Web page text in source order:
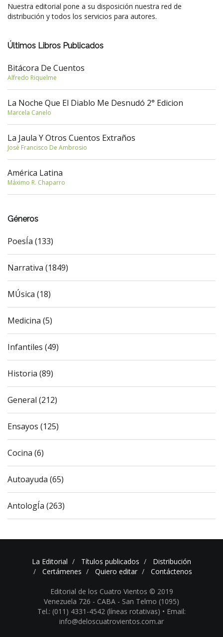
Nuestra editorial pone a su disposición nuestra red de
distribución y todos los servicios para autores.
Últimos Libros Publicados
Bitácora De Cuentos
Alfredo Riquelme
La Noche Que El Diablo Me Desnudó 2° Edicion
Marcela Canelo
La Jaula Y Otros Cuentos Extraños
José Francisco De Ambrosio
América Latina
Máximo R. Chaparro
Géneros
PoesÍa (133)
Narrativa (1849)
MÚsica (18)
Medicina (5)
Infantiles (49)
Historia (89)
General (212)
Ensayos (125)
Cocina (6)
Autoayuda (65)
AntologÍa (263)
La Editorial Títulos publicados
Distribución
Certámenes
Quiero editar Contáctenos
Editorial de los Cuatro Vientos © 2019
Venezuela 726 - CABA - San Telmo (1095)
Tel.: (011) 4331-4542 (líneas rotativas) • Email:
info@deloscuatrovientos.com.ar